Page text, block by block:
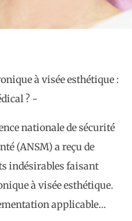
nationale de sécurité
(ANSM) a reçu de
indésirables faisant
à visée esthétique.
applicable…